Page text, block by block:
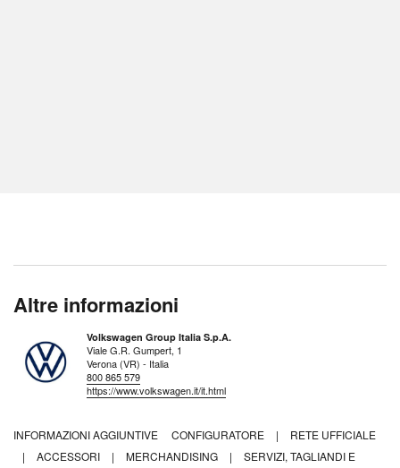
Altre informazioni
Volkswagen Group Italia S.p.A.
Viale G.R. Gumpert, 1
Verona (VR) - Italia
800 865 579
https://www.volkswagen.it/it.html
INFORMAZIONI AGGIUNTIVE CONFIGURATORE |
RETE UFFICIALE
|
ACCESSORI | MERCHANDISING |
SERVIZI, TAGLIANDI E